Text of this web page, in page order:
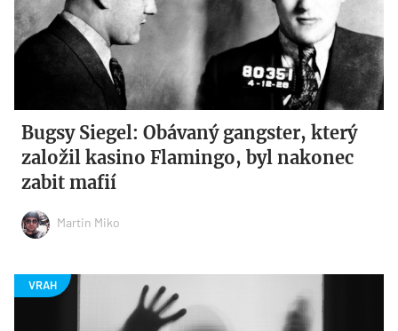
Bugsy Siegel: Obávaný gangster, který
založil kasino Flamingo, byl nakonec
zabit mafií
Martin Miko